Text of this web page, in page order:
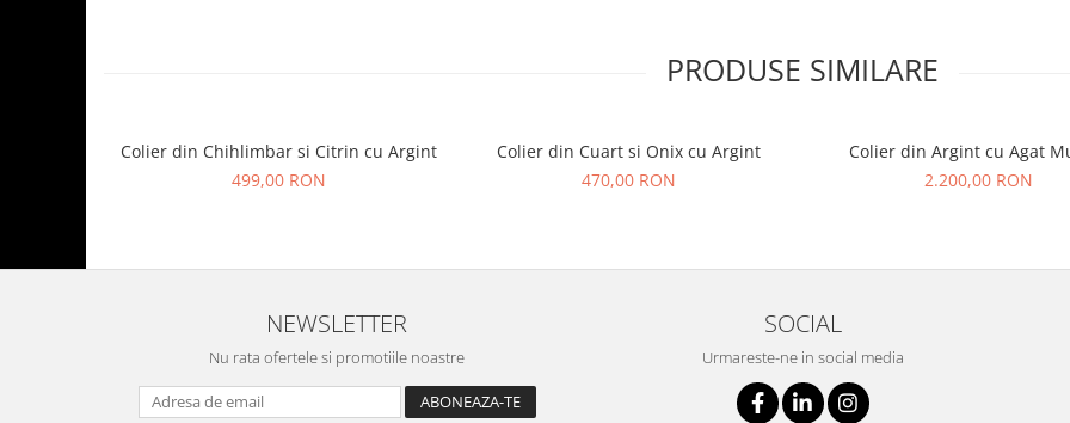
PRODUSE SIMILARE
Colier din Chihlimbar si Citrin cu Argint
499,00 RON
Colier din Cuart si Onix cu Argint
470,00 RON
Colier din Argint cu Agat
2.200,00 RON
NEWSLETTER
Nu rata ofertele si promotiile noastre
SOCIAL
Urmareste-ne in social media